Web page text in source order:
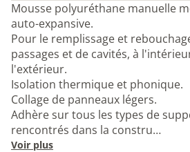
Mousse polyuréthane manuelle
auto-expansive.
Pour le remplissage et
passages et de cavités, à
l'extérieur.
Isolation thermique et phonique.
Collage de panneaux légers.
Adhère sur tous les types de
rencontrés dans la constru…
Voir plus